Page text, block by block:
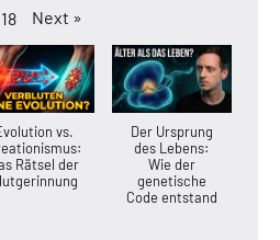
18 Next »
vs.
Rätsel der
Der Ursprung
des Lebens:
Wie der
genetische
Code entstand